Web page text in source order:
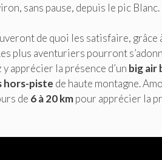
sans pause, depuis le pic Blanc.
de quoi les satisfaire, grâce
plus aventuriers pourront
apprécier la présence d’un big air
hors-piste de haute montagne.
de 6 à 20 kmpour apprécier la